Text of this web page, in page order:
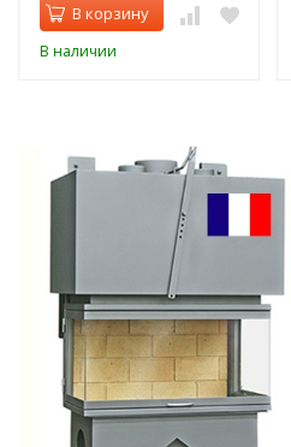
В корзину
В наличии